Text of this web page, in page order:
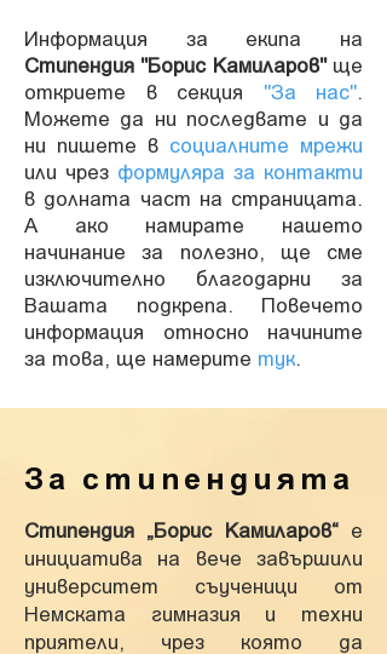
Информация за екипа на
Стипендия "Борис Камиларов"ще
откриете в секция "За нас".
Можете да ни последвате и да
ни пишете в социалните мрежи
или чрез формуляра за контакти
в долната част на страницата.
А ако намирате нашето
начинание за полезно, ще сме
изключително благодарни за
Вашата подкрепа. Повечето
информация относно начините
за това, ще намерите тук.
За стипендията
Стипендия „Борис Камиларов“е
инициатива на вече завършили
университет съученици от
Немската гимназия и техни
приятели, чрез която да